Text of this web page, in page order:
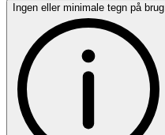
Ingen eller minimale tegn på brug